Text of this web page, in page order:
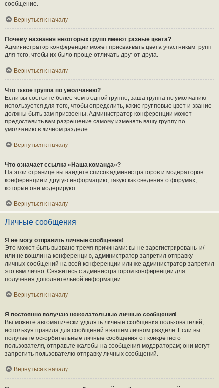
сообщение.
Вернуться к началу
Почему названия некоторых групп имеют разные цвета?
Администратор конференции может присваивать цвета участникам групп
для того, чтобы их было проще отличать друг от друга.
Вернуться к началу
Что такое группа по умолчанию?
Если вы состоите более чем в одной группе, ваша группа по умолчанию
используется для того, чтобы определить, какие групповые цвет и звание
должны быть вам присвоены. Администратор конференции может
предоставить вам разрешение самому изменять вашу группу по
умолчанию в личном разделе.
Вернуться к началу
Что означает ссылка «Наша команда»?
На этой странице вы найдёте список администраторов и модераторов
конференции и другую информацию, такую как сведения о форумах,
которые они модерируют.
Вернуться к началу
Личные сообщения
Я не могу отправить личные сообщения!
Это может быть вызвано тремя причинами: вы не зарегистрированы и/
или не вошли на конференцию, администратор запретил отправку
личных сообщений на всей конференции или же администратор запретил
это вам лично. Свяжитесь с администратором конференции для
получения дополнительной информации.
Вернуться к началу
Я постоянно получаю нежелательные личные сообщения!
Вы можете автоматически удалять личные сообщения пользователей,
используя правила для сообщений в вашем личном разделе. Если вы
получаете оскорбительные личные сообщения от конкретного
пользователя, отправьте жалобы на сообщения модераторам; они могут
запретить пользователю отправку личных сообщений.
Вернуться к началу